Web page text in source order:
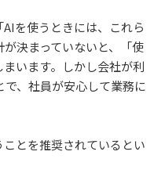
を使うときには、これら
決まっていないと、「使
います。しかし会社が利
、社員が安心して業務に
とを推奨されているとい